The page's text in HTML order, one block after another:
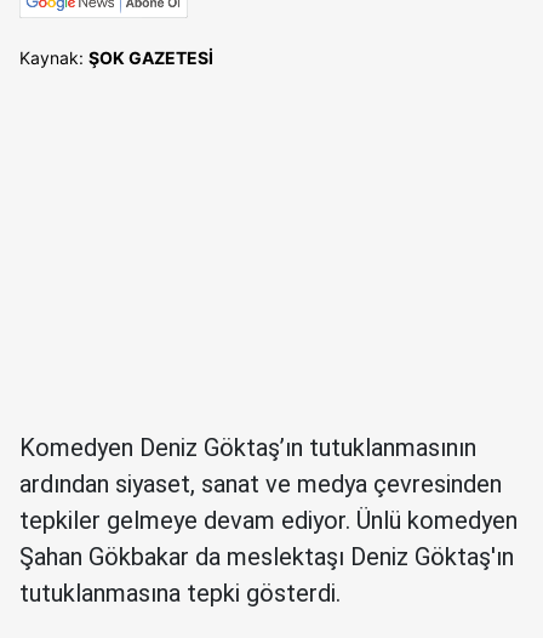
Kaynak: ŞOK GAZETESİ
Komedyen Deniz Göktaş’ın tutuklanmasının
ardından siyaset, sanat ve medya çevresinden
tepkiler gelmeye devam ediyor. Ünlü komedyen
Şahan Gökbakar da meslektaşı Deniz Göktaş'ın
tutuklanmasına tepki gösterdi.